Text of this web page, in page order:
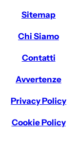
Sitemap
Chi Siamo
Contatti
Avvertenze
Privacy Policy
Cookie Policy